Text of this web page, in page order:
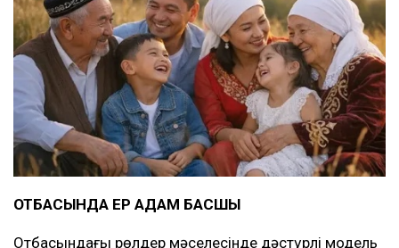
ОТБАСЫНДА ЕР АДАМ БАСШЫ
Отбасындағы рөлдер мәселесінде дәстүрлі модель